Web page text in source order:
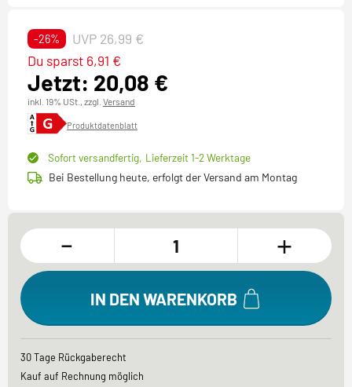
-26% UVP 26,99 €
Jetzt: 20,08 €
Du sparst 6,91 €
inkl. 19% USt., zzgl. Versand
Produktdatenblatt
Sofort versandfertig, Lieferzeit 1-2 Werktage
Bei Bestellung heute, erfolgt der Versand am Montag
- +
IN DEN WARENKORB
30 Tage Rückgaberecht
Kauf auf Rechnung möglich